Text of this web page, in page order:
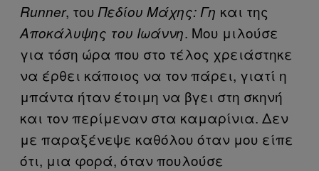
Runner, του Πεδίου Μάχης: Γη και της
Αποκάλυψης του Ιωάννη. Μου μιλούσε
για τόση ώρα που στο τέλος χρειάστηκε
να έρθει κάποιος να τον πάρει, γιατί η
μπάντα ήταν έτοιμη να βγει στη σκηνή
και τον περίμεναν στα καμαρίνια. Δεν
με παραξένεψε καθόλου όταν μου είπε
ότι, μια φορά, όταν πουλούσε